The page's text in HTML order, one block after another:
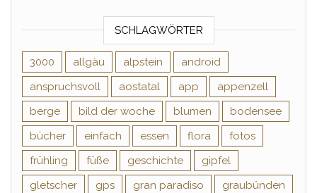
SCHLAGWÖRTER
3000 allgäu alpstein
android
anspruchsvoll
aostatal app
appenzell
berge
bild der woche blumen
bodensee
bücher
einfach essen flora
fotos
frühling
füße geschichte
gipfel
gletscher
gps gran paradiso
graubünden